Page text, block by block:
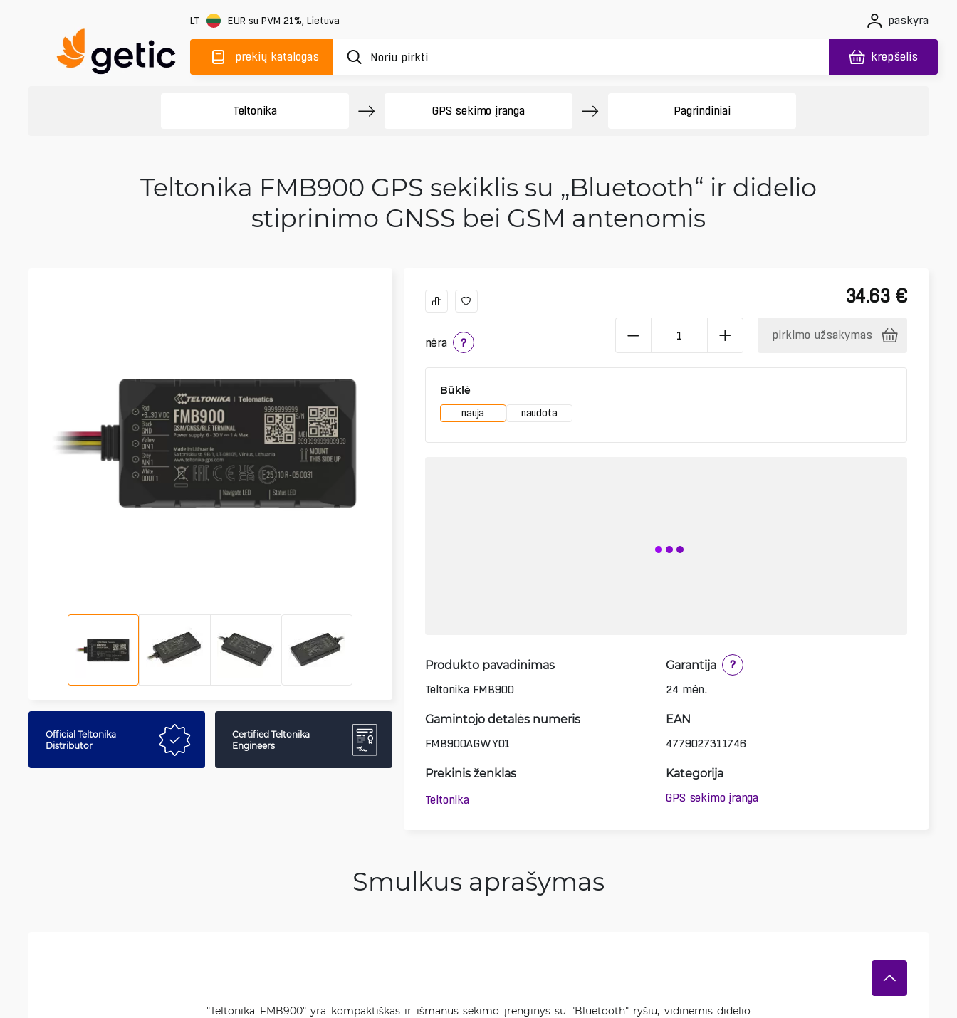
LT EUR su PVM 21%, Lietuva paskyra
prekių katalogas krepšelis
Teltonika GPS sekimo įranga Pagrindiniai
Teltonika FMB900 GPS sekiklis su „Bluetooth“ ir didelio
stiprinimo GNSS bei GSM antenomis
Official Teltonika
Distributor
Certified Teltonika
Engineers
nėra ?
34.63 €
pirkimo užsakymas
Būklė
nauja naudota
Produkto pavadinimas
Teltonika FMB900
Garantija
?
24 mėn.
Gamintojo detalės numeris
FMB900AGWY01
EAN
4779027311746
Prekinis ženklas
Teltonika
Kategorija
GPS sekimo įranga
Smulkus aprašymas
"Teltonika FMB900" yra kompaktiškas ir išmanus sekimo įrenginys su "Bluetooth" ryšiu, vidinėmis didelio